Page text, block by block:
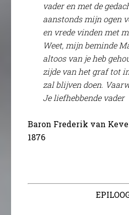
vader en met de
aanstonds mijn ogen
en vrede vinden met
Weet, mijn beminde
altoos van je heb
zijde van het graf tot
zal blijven doen.
Je liefhebbende vader
Baron Frederik van
1876